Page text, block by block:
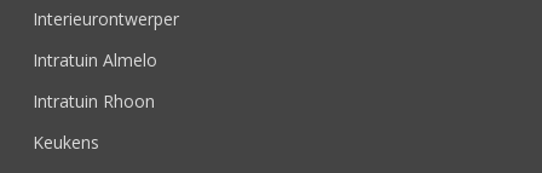
Interieurontwerper
Intratuin Almelo
Intratuin Rhoon
Keukens